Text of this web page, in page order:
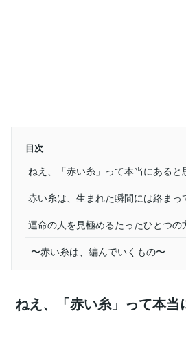
目次
ねえ、「赤い糸」って本当にあると
赤い糸は、生まれた瞬間には絡まっ
運命の人を見極めるたったひとつの
〜赤い糸は、編んでいくもの〜
ねえ、「赤い糸」って本当